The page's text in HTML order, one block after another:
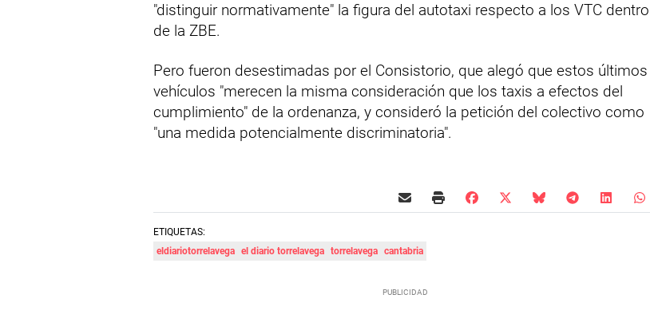
"distinguir normativamente" la figura del autotaxi respecto a los VTC dentro
de la ZBE.
Pero fueron desestimadas por el Consistorio, que alegó que estos últimos
vehículos "merecen la misma consideración que los taxis a efectos del
cumplimiento" de la ordenanza, y consideró la petición del colectivo como
"una medida potencialmente discriminatoria".
ETIQUETAS:
eldiariotorrelavega el diario torrelavega torrelavega cantabria